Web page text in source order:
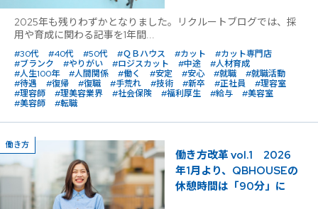
2025年も残りわずかとなりました。リクルートブログでは、採
用や育成に関わる記事を1年間...
#30代 #40代 #50代 #ＱＢハウス #カット
#カット専門店
#ブランク
#やりがい #ロジスカット #中途
#人材育成
#人生100年
#人間関係 #働く #安定 #安心 #就職
#就職活動
#待遇
#復帰 #復職 #手荒れ #技術 #新卒 #正社員
#理容室
#理容師
#理美容業界 #社会保険 #福利厚生 #給与
#美容室
#美容師
#転職
働き方
働き方改革 vol.1 2026
年1月より、QBHOUSEの
休憩時間は「90分」に